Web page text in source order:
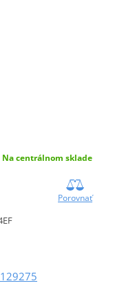
Na centrálnom sklade
Porovnať